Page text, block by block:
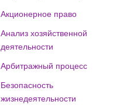
Акционерное право
Анализ хозяйственной
деятельности
Арбитражный процесс
Безопасность
жизнедеятельности